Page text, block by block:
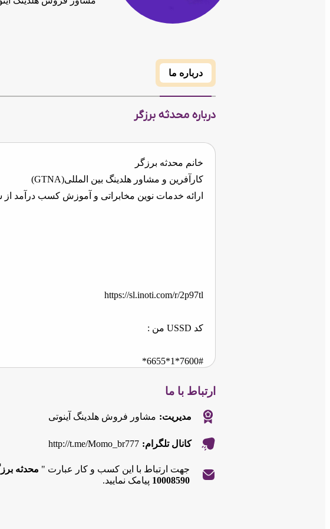
درباره ما
درباره محدثه برزگر
خانم محدثه برزگر
کارآفرین و مشاور هلدینگ بین المللی(GTNA)
ارائه خدمات نوین مخابراتی و آموزش کسب درآمد
https://sl.inoti.com/r/2p97tl
کد USSD من :
7600#*1*6655*
ارتباط با ما
مدیریت: مشاور فروش هلدینگ آینوتی
کانال تلگرام: http://t.me/Momo_br777
جهت ارتباط با این کسب و کار عبارت " محدثه
10008590 پیامک نمایید.
Leaflet
©
OpenStreetMap